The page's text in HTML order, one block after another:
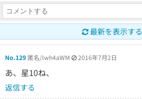
最新を表示する
No.129 匿名/Iwh4aWM 2016年7月2日
あ、星10ね、
返信する